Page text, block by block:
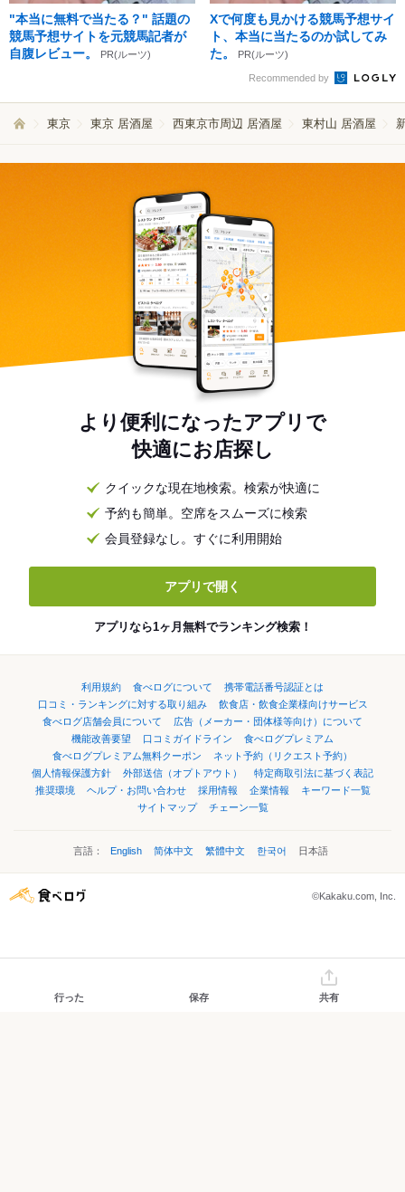
"本当に無料で当たる？" 話題の
競馬予想サイトを元競馬記者が
自腹レビュー。
PR(ルーツ)
Xで何度も見かける競馬予想サイ
ト、本当に当たるのか試してみ
た。
PR(ルーツ)
Recommended by
東京 東京 居酒屋 西東京市周辺 居酒屋 東村山 居酒屋
より便利になったアプリで
快適にお店探し
クイックな現在地検索。検索が快適に
予約も簡単。空席をスムーズに検索
会員登録なし。すぐに利用開始
アプリで開く
アプリなら1ヶ月無料でランキング検索！
利用規約 食べログについて
携帯電話番号認証とは
口コミ・ランキングに対する取り組み
飲食店・飲食企業様向けサービス
食べログ店舗会員について
広告（メーカー・団体様等向け）について
機能改善要望
口コミガイドライン
食べログプレミアム
食べログプレミアム無料クーポン
ネット予約（リクエスト予約）
個人情報保護方針
外部送信（オプトアウト）
特定商取引法に基づく表記
推奨環境
ヘルプ・お問い合わせ 採用情報 企業情報
キーワード一覧
サイトマップ
チェーン一覧
言語： English 简体中文 繁體中文 한국어 日本語
©Kakaku.com, Inc.
行った 保存 共有